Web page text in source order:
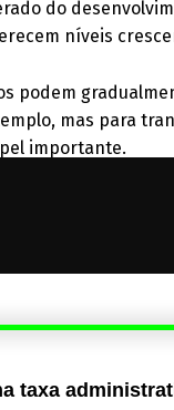
do
níveis
podem
mas para
importante.
taxa